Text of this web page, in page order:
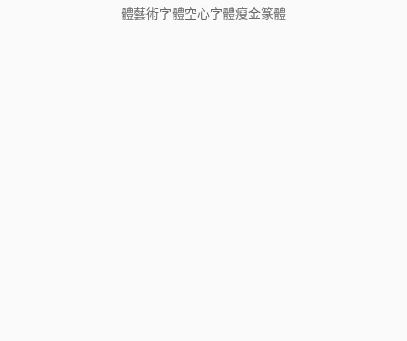
體藝術字體空心字體瘦金篆體